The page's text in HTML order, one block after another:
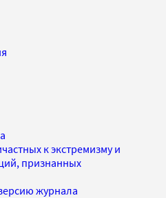
к экстремизму и
признанных
журнала